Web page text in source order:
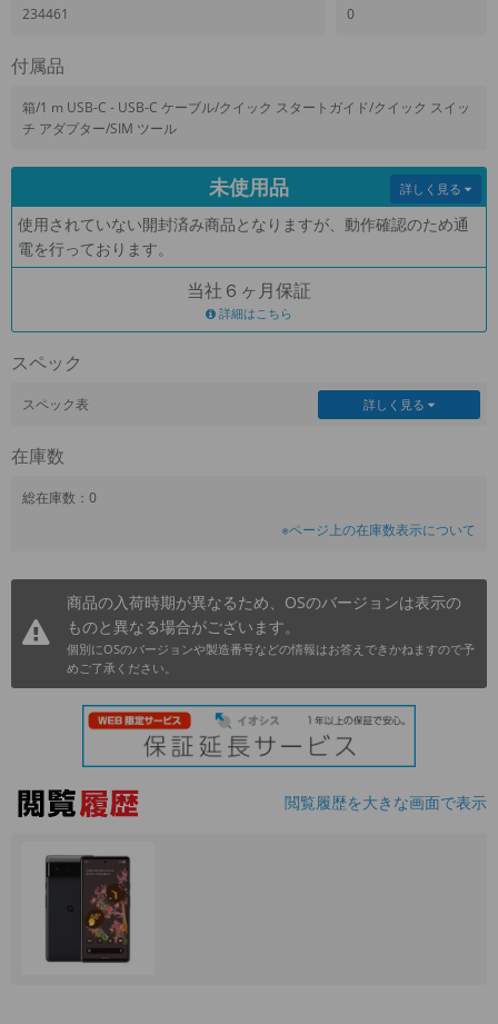
234461 0
付属品
箱/1 m USB-C - USB-C ケーブル/クイック スタートガイド/クイック スイッ
チ アダプター/SIM ツール
未使用品
使用されていない開封済み商品となりますが、動作確認のため通
電を行っております。
詳しく見る
当社６ヶ月保証
詳細はこちら
スペック
スペック表 詳しく見る
在庫数
総在庫数：0
※ページ上の在庫数表示について
商品の入荷時期が異なるため、OSのバージョンは表示の
ものと異なる場合がございます。
個別にOSのバージョンや製造番号などの情報はお答えできかねますので予
めご了承ください。
閲覧履歴を大きな画面で表示
「Apple」「SONY」「SHARP」など
機能・特徴
ドライブ
ランク
商品状態の絞り込み
「新品」「未使用」「中古」など
OS
OSの絞り込み
メモリ
モニタサイズ
円 ～ 円